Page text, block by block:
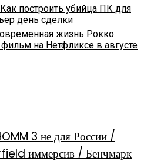
Как построить убийца ПК для
день сделки
жизнь Рокко:
на Нетфликсе в августе
3 не для России /
иммерсив / Бенчмарк